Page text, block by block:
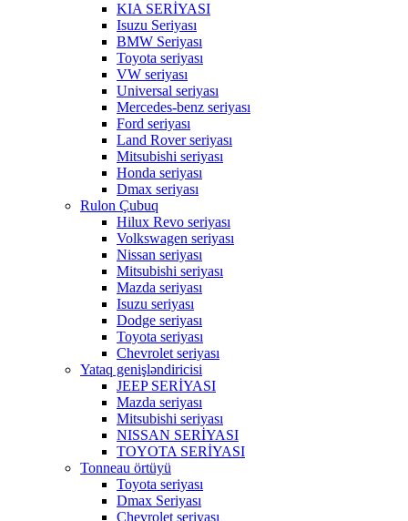
KIA SERİYASI
Isuzu Seriyası
BMW Seriyası
Toyota seriyası
VW seriyası
Universal seriyası
Mercedes-benz seriyası
Ford seriyası
Land Rover seriyası
Mitsubishi seriyası
Honda seriyası
Dmax seriyası
Rulon Çubuq
Hilux Revo seriyası
Volkswagen seriyası
Nissan seriyası
Mitsubishi seriyası
Mazda seriyası
Isuzu seriyası
Dodge seriyası
Toyota seriyası
Chevrolet seriyası
Yataq genişləndiricisi
JEEP SERİYASI
Mazda seriyası
Mitsubishi seriyası
NISSAN SERİYASI
TOYOTA SERİYASI
Tonneau örtüyü
Toyota seriyası
Dmax Seriyası
Chevrolet seriyası